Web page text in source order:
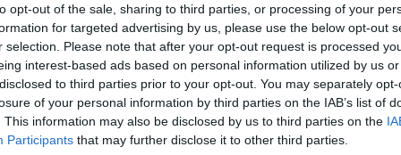
opt-out of the sale, sharing to third parties, or processing of your
for targeted advertising by us, please use the below opt-out
selection. Please note that after your opt-out request is processed
interest-based ads based on personal information utilized by us
to third parties prior to your opt-out. You may separately
of your personal information by third parties on the IAB’s list of
This information may also be disclosed by us to third parties on the
Participants that may further disclose it to other third parties.
quizas esta funcionando siempre bien como el tipico dia que
el coche por lo que nose si es posible que el clauxor
el mando, de exo si metemos la llave el mando ya no actua.
ese problema muy muy de vez en cuando.